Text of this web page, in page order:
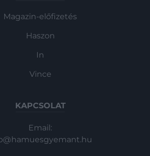
Magazin-előfizetés
Haszon
In
Vince
KAPCSOLAT
Email: